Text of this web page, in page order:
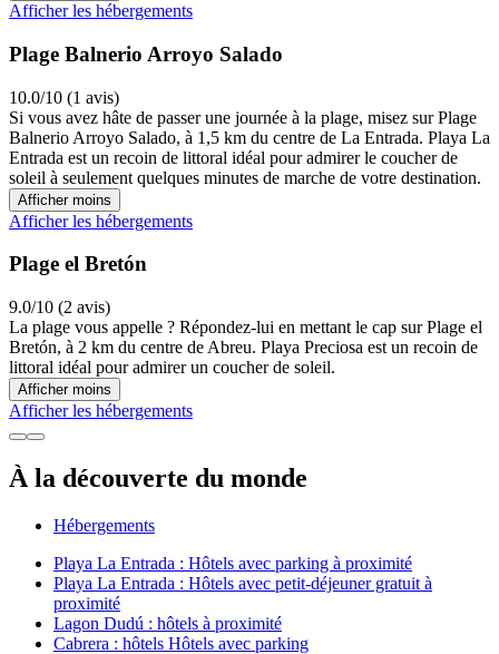
Afficher les hébergements
Plage Balnerio Arroyo Salado
10.0/10 (1 avis)
Si vous avez hâte de passer une journée à la plage, misez sur Plage
Balnerio Arroyo Salado, à 1,5 km du centre de La Entrada. Playa La
Entrada est un recoin de littoral idéal pour admirer le coucher de
soleil à seulement quelques minutes de marche de votre destination.
Afficher moins
Afficher les hébergements
Plage el Bretón
9.0/10 (2 avis)
La plage vous appelle ? Répondez-lui en mettant le cap sur Plage el
Bretón, à 2 km du centre de Abreu. Playa Preciosa est un recoin de
littoral idéal pour admirer un coucher de soleil.
Afficher moins
Afficher les hébergements
À la découverte du monde
Hébergements
Playa La Entrada : Hôtels avec parking à proximité
Playa La Entrada : Hôtels avec petit-déjeuner gratuit à
proximité
Lagon Dudú : hôtels à proximité
Cabrera : hôtels Hôtels avec parking